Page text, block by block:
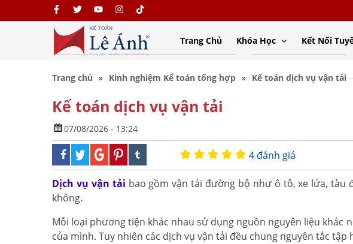
Trang Chủ Khóa Học Kết Nối
Trang chủ Kinh nghiệm Kế toán tổng hợp Kế toán dịch vụ vận tải
Kế toán dịch vụ vận tải
07/08/2026 - 13:24
4 đánh giá
Dịch vụ vận tải bao gồm vận tải đường bộ như ô tô, xe lửa,
không.
Mỗi loại phương tiện khác nhau sử dụng nguồn nguyên liệu khác
của mình. Tuy nhiên các dịch vụ vận tải đều chung nguyên tắc